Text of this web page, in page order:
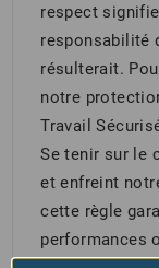
respect
responsabilité
résulterait.
notre
Travail
Se tenir sur le
et enfreint
cette règle
performances